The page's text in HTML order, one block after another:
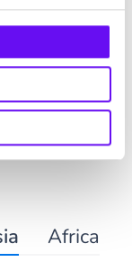
业团队
Africa